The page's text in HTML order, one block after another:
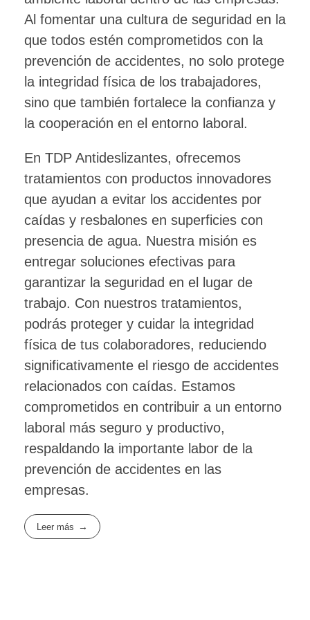
Al fomentar una cultura de seguridad en la
que todos estén comprometidos con la
prevención de accidentes, no solo protege
la integridad física de los trabajadores,
sino que también fortalece la confianza y
la cooperación en el entorno laboral.
En TDP Antideslizantes, ofrecemos
tratamientos con productos innovadores
que ayudan a evitar los accidentes por
caídas y resbalones en superficies con
presencia de agua. Nuestra misión es
entregar soluciones efectivas para
garantizar la seguridad en el lugar de
trabajo. Con nuestros tratamientos,
podrás proteger y cuidar la integridad
física de tus colaboradores, reduciendo
significativamente el riesgo de accidentes
relacionados con caídas. Estamos
comprometidos en contribuir a un entorno
laboral más seguro y productivo,
respaldando la importante labor de la
prevención de accidentes en las
empresas.
Leer más